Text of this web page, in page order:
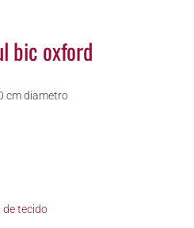
bic oxford
cm diametro
de tecido